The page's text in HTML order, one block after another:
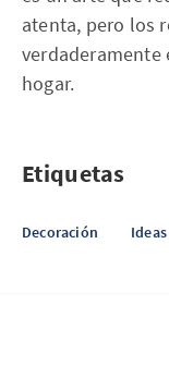
atenta, pero los
verdaderamente
hogar.
Etiquetas
Decoración Ideas